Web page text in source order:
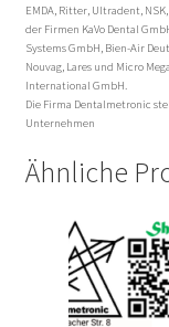
EMDA, Ritter, Ultradent,
der Firmen KaVo Dental
Systems GmbH, Bien-Air
Nouvag, Lares und Micro
International GmbH.
Die Firma Dentalmetronic
Unternehmen
Ähnliche